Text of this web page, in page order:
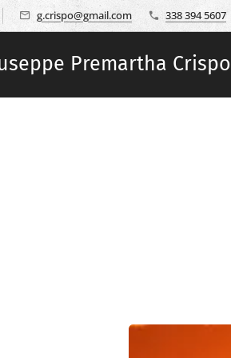
g.crispo@gmail.com 338 394 5607
Premartha Crispo